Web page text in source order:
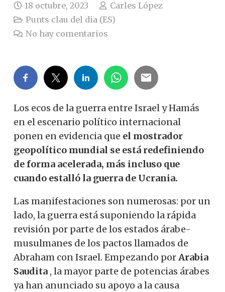
18 octubre, 2023
Carles López
Punts clau del dia (ES)
No hay comentarios
Los ecos de la guerra entre Israel y Hamás
en el escenario político internacional
ponen en evidencia que el mostrador
geopolítico mundial se está redefiniendo
de forma acelerada, más incluso que
cuando estalló la guerra de Ucrania.
Las manifestaciones son numerosas: por un
lado, la guerra está suponiendo la rápida
revisión por parte de los estados árabe-
musulmanes de los pactos llamados de
Abraham con Israel. Empezando porArabia
Saudita , la mayor parte de potencias árabes
ya han anunciado su apoyo a la causa